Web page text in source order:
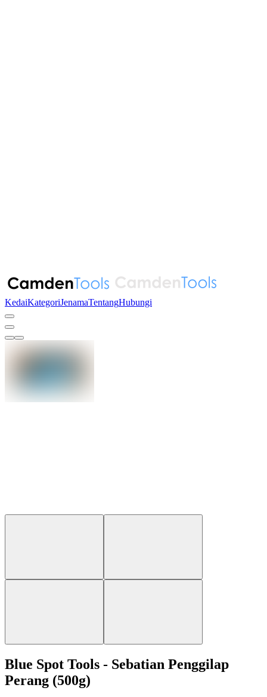
KedaiKategoriJenamaTentangHubungi
Blue Spot Tools - Sebatian Penggilap
Perang (500g)